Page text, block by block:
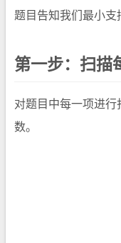
题目告知我们最小支
第一步：扫描
对题目中每一项进
数。